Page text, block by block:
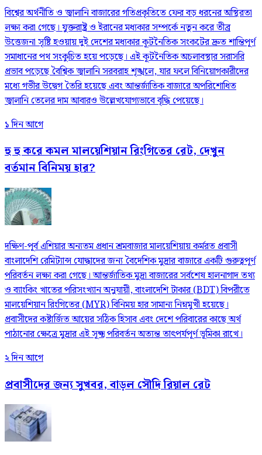
বিশ্বের অর্থনীতি ও জ্বালানি বাজারের গতিপ্রকৃতিতে ফের বড় ধরনের অস্থিরতা
লক্ষ্য করা গেছে। যুক্তরাষ্ট্র ও ইরানের মধ্যকার সম্পর্কে নতুন করে তীব্র
উত্তেজনা সৃষ্টি হওয়ায় দুই দেশের মধ্যকার কূটনৈতিক সংকটের দ্রুত শান্তিপূর্ণ
সমাধানের পথ সংকুচিত হয়ে পড়েছে। এই কূটনৈতিক অচলাবস্থার সরাসরি
প্রভাব পড়েছে বৈশ্বিক জ্বালানি সরবরাহ শৃঙ্খলে, যার ফলে বিনিয়োগকারীদের
মধ্যে গভীর উদ্বেগ তৈরি হয়েছে এবং আন্তর্জাতিক বাজারে অপরিশোধিত
জ্বালানি তেলের দাম আবারও উল্লেখযোগ্যভাবে বৃদ্ধি পেয়েছে।
১ দিন আগে
হু হু করে কমল মালয়েশিয়ান রিংগিতের রেট, দেখুন
বর্তমান বিনিময় হার?
দক্ষিণ-পূর্ব এশিয়ার অন্যতম প্রধান শ্রমবাজার মালয়েশিয়ায় কর্মরত প্রবাসী
বাংলাদেশি রেমিট্যান্স যোদ্ধাদের জন্য বৈদেশিক মুদ্রার বাজারে একটি গুরুত্বপূর্ণ
পরিবর্তন লক্ষ্য করা গেছে। আন্তর্জাতিক মুদ্রা বাজারের সর্বশেষ হালনাগাদ তথ্য
ও ব্যাংকিং খাতের পরিসংখ্যান অনুযায়ী, বাংলাদেশি টাকার (BDT) বিপরীতে
মালয়েশিয়ান রিংগিতের (MYR) বিনিময় হার সামান্য নিম্নমুখী হয়েছে।
প্রবাসীদের কষ্টার্জিত আয়ের সঠিক হিসাব এবং দেশে পরিবারের কাছে অর্থ
পাঠানোর ক্ষেত্রে মুদ্রার এই সূক্ষ্ম পরিবর্তন অত্যন্ত তাৎপর্যপূর্ণ ভূমিকা রাখে।
২ দিন আগে
প্রবাসীদের জন্য সুখবর, বাড়ল সৌদি রিয়াল রেট